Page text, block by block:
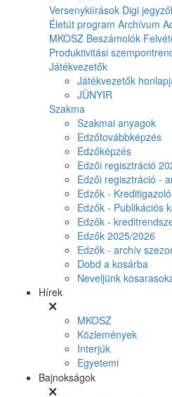
Versenykiírások Digi
Életút program Archívum
MKOSZ Beszámolók
Produktivitási
Játékvezetők
Játékvezetők
JÜNYIR
Szakma
Szakmai anyagok
Edzőtovábbképzés
Edzőképzés
Edzői regisztráció
Edzői regisztráció -
Edzők -
Edzők - Publikációs
Edzők -
Edzők 2025/2026
Edzők - archív
Dobd a kosárba
Neveljünk
Hírek
MKOSZ
Közlemények
Interjúk
Egyetemi
Bajnokságok